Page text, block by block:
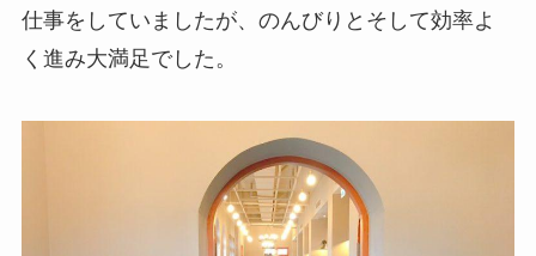
仕事をしていましたが、のんびりとそして効率よ
く進み大満足でした。